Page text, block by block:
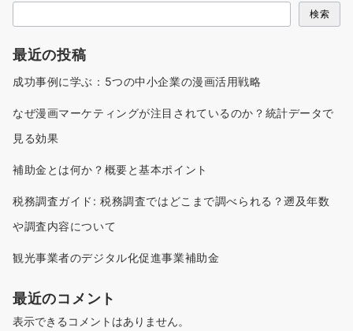
送
り
検索
最近の投稿
成功事例に学ぶ：5つの中小企業の漫画活用戦略
なぜ漫画マーケティングが注目されているのか？統計データで
見る効果
補助金とは何か？概要と基本ポイント
税務調査ガイド: 税務調査ではどこまで調べられる？遡及年数
や調査内容について
観光事業者のデジタル化促進事業補助金
最近のコメント
表示できるコメントはありません。